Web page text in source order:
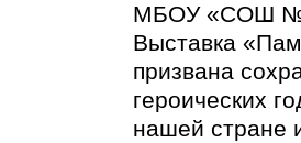
МБОУ «СОШ
Выставка
призвана
героических
нашей стране